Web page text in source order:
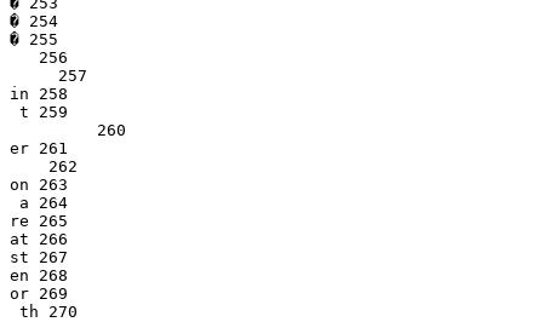
� 254
� 255
   256
     257
in 258
t 259
         260
er 261
    262
on 263
a 264
re 265
at 266
st 267
en 268
or 269
th 270